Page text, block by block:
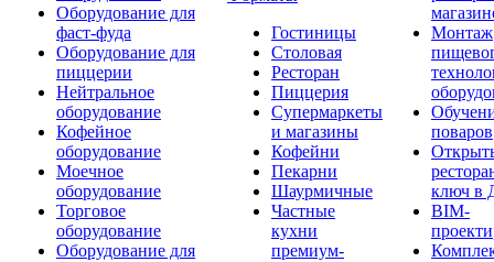
Оборудование для
фаст-фуда
Оборудование для
пиццерии
Нейтральное
оборудование
Кофейное
оборудование
Моечное
оборудование
Торговое
оборудование
Оборудование для
Гостиницы
Столовая
Ресторан
Пиццерия
Супермаркеты
и магазины
Кофейни
Пекарни
Шаурмичные
Частные
кухни
премиум-
Монтаж
поваров
ключ в
BIM-